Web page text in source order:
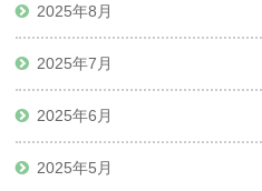
2025年8月
2025年7月
2025年6月
2025年5月